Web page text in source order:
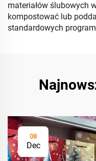
materiałów ślubowych
kompostować lub
standardowych
08
Dec